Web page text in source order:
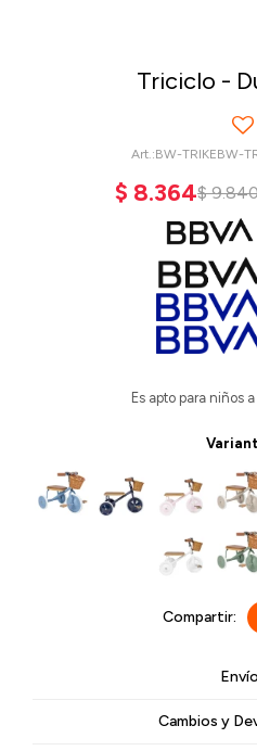
Triciclo -
BW-TRIKEBW-
$ 8.364$
Es apto para niños
Cambios y